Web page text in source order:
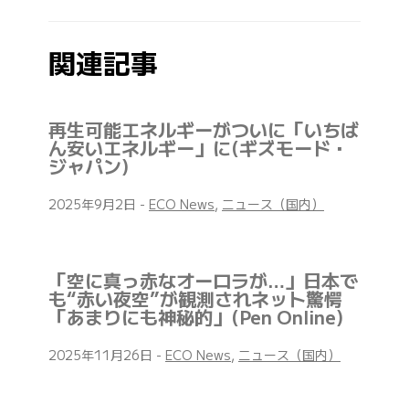
関連記事
再生可能エネルギーがついに「いちば
ん安いエネルギー」に(ギズモード・
ジャパン)
2025年9月2日 - ECO News, ニュース（国内）
「空に真っ赤なオーロラが…」日本で
も“赤い夜空”が観測されネット驚愕
「あまりにも神秘的」(Pen Online)
2025年11月26日 - ECO News, ニュース（国内）